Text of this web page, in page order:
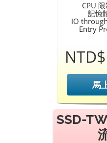
CPU
記憶
IO
Entry
馬
SSD-